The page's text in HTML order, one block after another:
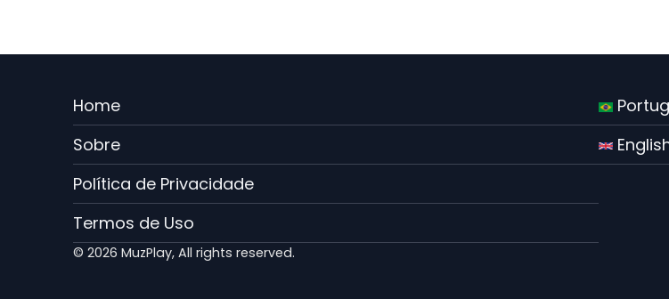
Menu
Rodape
PT
Home
Sobre
Política de Privacidade
Termos de Uso
© 2026 MuzPlay, All rights reserved.